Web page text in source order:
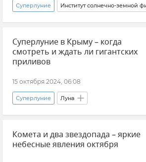
Суперлуние Институт солнечно-земной
Институт космических исследований
Новости космос Луна
Астрономия
Суперлуние в Крыму – когда
смотреть и ждать ли гигантских
приливов
15 октября 2024, 06:08
Суперлуние Луна
Эксклюзивы РИА Новости Крым
космос
Комета и два звездопада – яркие
небесные явления октября